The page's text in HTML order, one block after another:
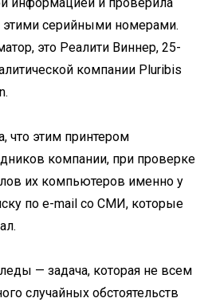
этими серийными номерами.
это Реалити Виннер, 25-
компании Pluribis
что этим принтером
компании, при проверке
их компьютеров именно у
по e-mail со СМИ, которые
— задача, которая не всем
случайных обстоятельств